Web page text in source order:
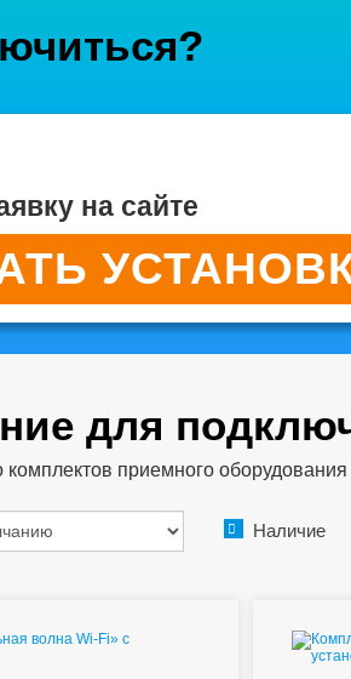
на сайте
для
приемного оборудования
Наличие